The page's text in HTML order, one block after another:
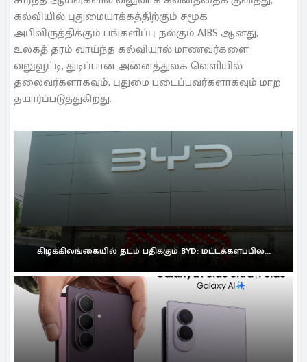
கல்வியில் புதுமையாக்கத்திற்கும் சமூக
அபிவிருத்திக்கும் பங்களிப்பு நல்கும் AIBS ஆனது,
உலகத் தரம் வாய்ந்த கல்வியால் மாணவர்களை
வலுவூட்டி, துடிப்பான அனைத்துலக வெளியில்
தலைவர்களாகவும், புதுமை படைப்பவர்களாகவும் மாற
தயார்ப்படுத்துகிறது.
கிழக்கிலங்கையில் தடம் பதிக்கும் BYD: மட்டக்களப்பில்...